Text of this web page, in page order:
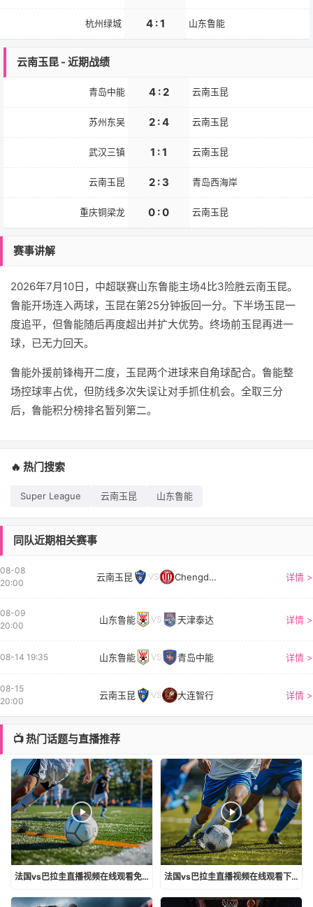
杭州绿城 4 : 1 山东鲁能
云南玉昆 - 近期战绩
青岛中能 4 : 2 云南玉昆
苏州东吴 2 : 4 云南玉昆
武汉三镇 1 : 1 云南玉昆
云南玉昆 2 : 3 青岛西海岸
重庆铜梁龙 0 : 0 云南玉昆
赛事讲解
2026年7月10日，中超联赛山东鲁能主场4比3险胜云南玉昆。
鲁能开场连入两球，玉昆在第25分钟扳回一分。下半场玉昆一
度追平，但鲁能随后再度超出并扩大优势。终场前玉昆再进一
球，已无力回天。
鲁能外援前锋梅开二度，玉昆两个进球来自角球配合。鲁能整
场控球率占优，但防线多次失误让对手抓住机会。全取三分
后，鲁能积分榜排名暂列第二。
🔥 热门搜索
Super League 云南玉昆 山东鲁能
同队近期相关赛事
08-08
20:00
云南玉昆 VS Chengdu Better City 详情 >
08-09
20:00
山东鲁能 VS 天津泰达 详情 >
08-14 19:35 山东鲁能 VS 青岛中能 详情 >
08-15
20:00
云南玉昆 VS 大连智行 详情 >
📺 热门话题与直播推荐
法国vs巴拉圭直播视频在线观看免费 法国vs巴拉圭直播视频在线观看下载